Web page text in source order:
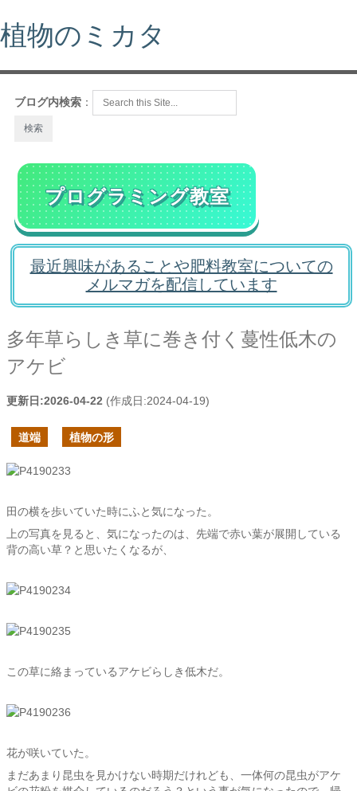
植物のミカタ
ブログ内検索 ：
プログラミング教室
最近興味があることや肥料教室についての
メルマガを配信しています
多年草らしき草に巻き付く蔓性低木の
アケビ
更新日:2026-04-22 (作成日:2024-04-19)
道端 植物の形
田の横を歩いていた時にふと気になった。
上の写真を見ると、気になったのは、先端で赤い葉が展開している
背の高い草？と思いたくなるが、
この草に絡まっているアケビらしき低木だ。
花が咲いていた。
まだあまり昆虫を見かけない時期だけれども、一体何の昆虫がアケ